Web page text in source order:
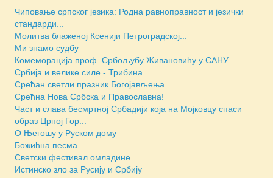
Чиповање српског језика: Родна равноправност и језички
стандарди...
Молитва блаженој Ксенији Петроградској...
Ми знамо судбу
Комеморација проф. Србољубу Живановићу у САНУ...
Србија и велике силе - Трибина
Срећан светли празник Богојављења
Срећна Нова Србска и Православна!
Част и слава бесмртној Србадији која на Мојковцу спаси
образ Црној Гор...
О Његошу у Руском дому
Божићна песма
Светски фестивал омладине
Истинско зло за Русију и Србију